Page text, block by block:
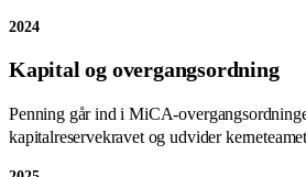
2024
Kapital og overgangsordning
Penning går ind i MiCA-
kapitalreservekravet og udvider